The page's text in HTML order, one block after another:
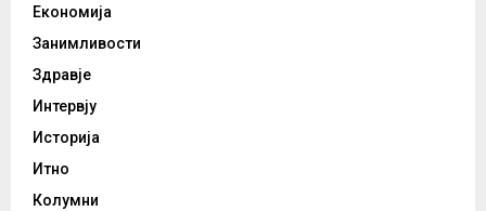
Економија
Занимливости
Здравје
Интервју
Историја
Итно
Колумни